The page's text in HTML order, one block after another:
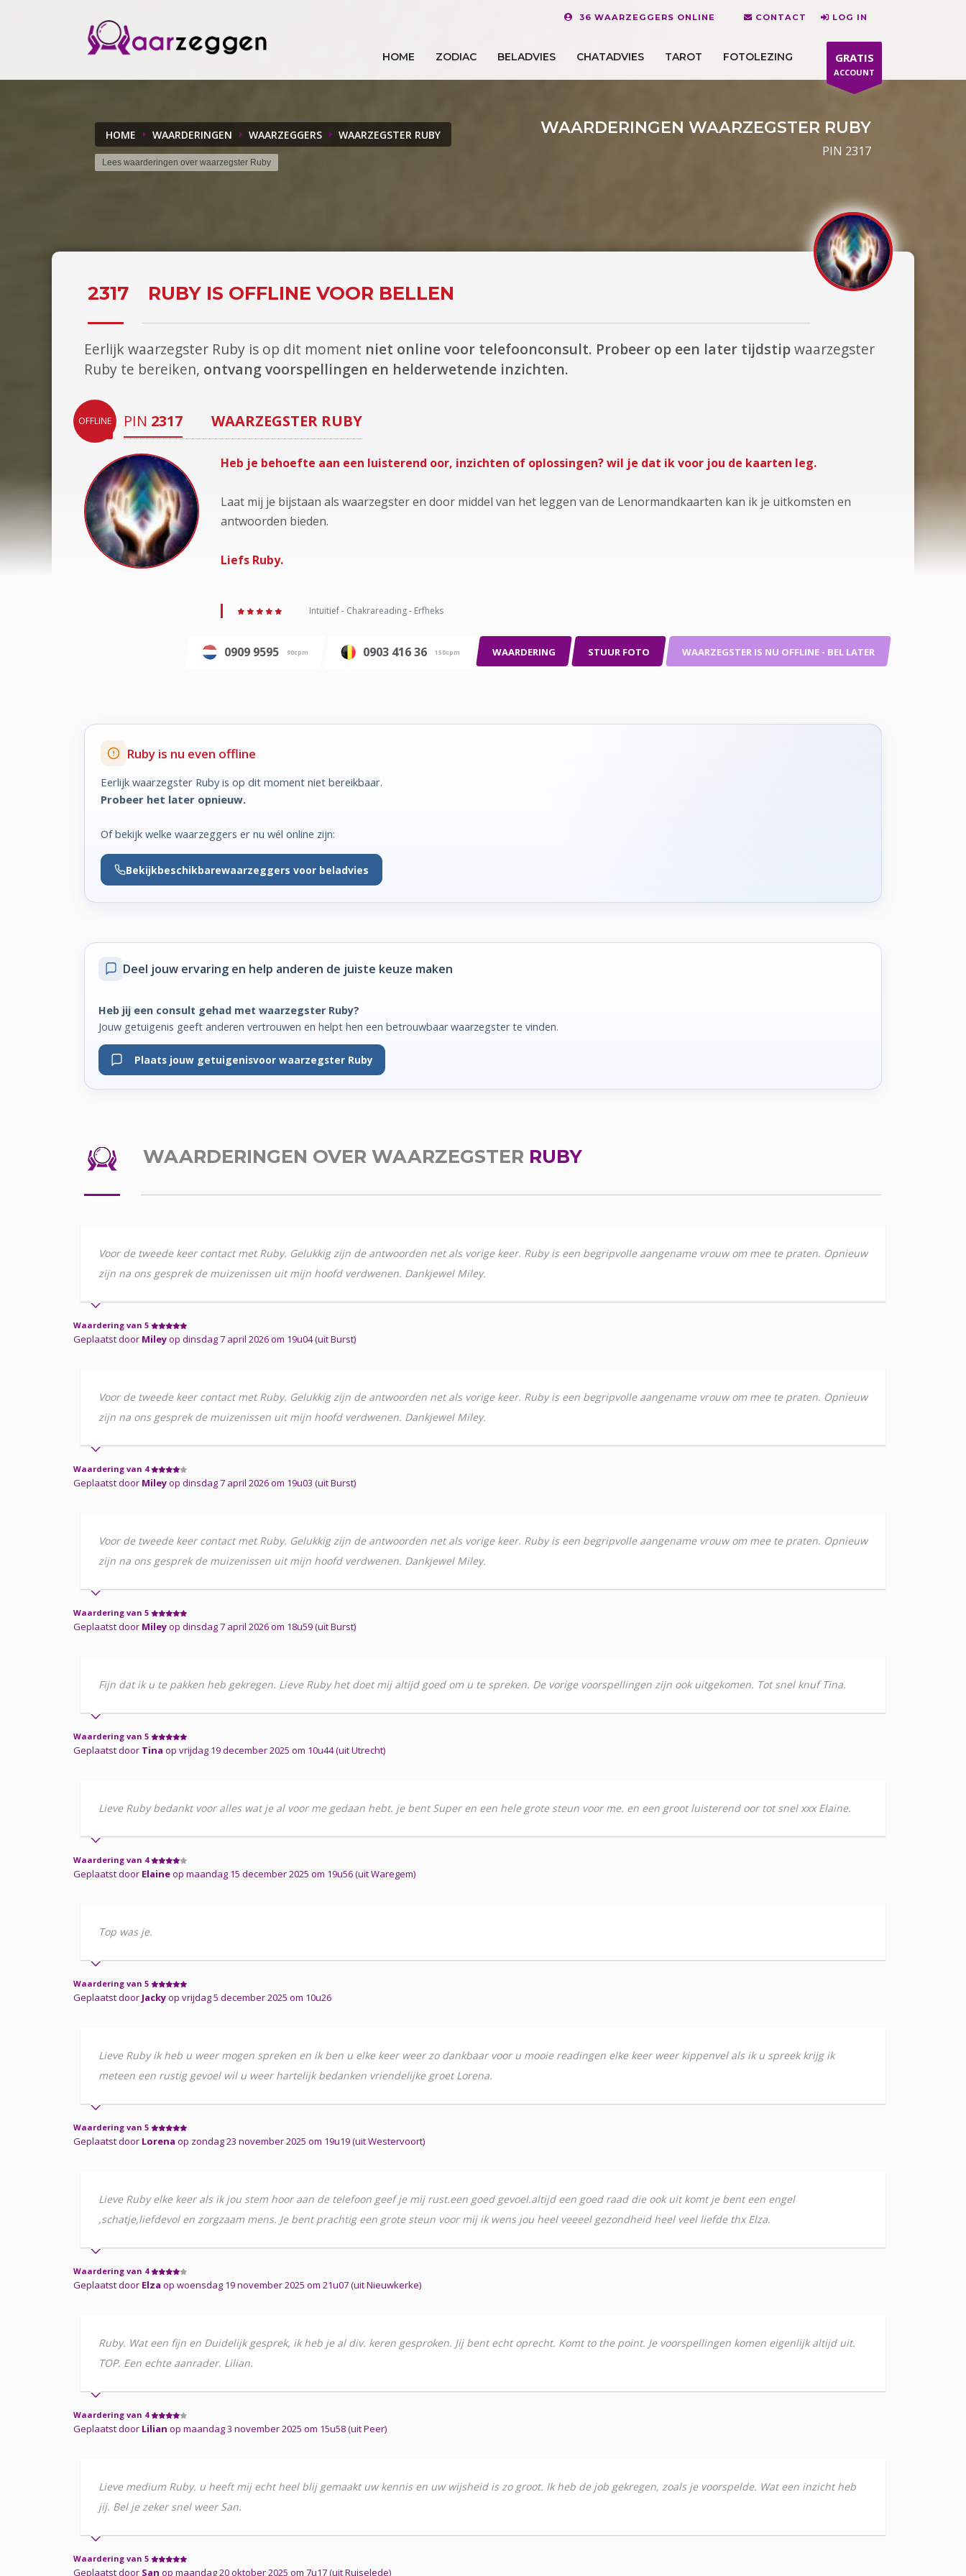
36 WAARZEGGERS ONLINE CONTACT LOG IN
HOME ZODIAC BELADVIES CHATADVIES TAROT FOTOLEZING GRATIS
ACCOUNT
HOME WAARDERINGEN WAARZEGGERS WAARZEGSTER RUBY
Lees waarderingen over waarzegster Ruby
WAARDERINGEN WAARZEGSTER RUBY
PIN 2317
2317 RUBY IS OFFLINE VOOR BELLEN
Eerlijk waarzegster Ruby is op dit moment niet online voor telefoonconsult. Probeer op een later tijdstipwaarzegster
Ruby te bereiken, ontvang voorspellingen en helderwetende inzichten.
OFFLINE PIN 2317 WAARZEGSTER RUBY
Heb je behoefte aan een luisterend oor, inzichten of oplossingen? wil je dat ik voor jou de kaarten leg.
Laat mij je bijstaan als waarzegster en door middel van het leggen van de Lenormandkaarten kan ik je uitkomsten en
antwoorden bieden.
Liefs Ruby.
Intuitief - Chakrareading - Erfheks
0909 9595 90cpm 0903 416 36 150cpm WAARDERING STUUR FOTO WAARZEGSTER IS NU OFFLINE - BEL LATER
Ruby is nu even offline
Eerlijk waarzegster Ruby is op dit moment niet bereikbaar.
Probeer het later opnieuw.
Of bekijk welke waarzeggers er nu wél online zijn:
Bekijkbeschikbarewaarzeggers voor beladvies
Deel jouw ervaring en help anderen de juiste keuze maken
Heb jij een consult gehad met waarzegster Ruby?
Jouw getuigenis geeft anderen vertrouwen en helpt hen een betrouwbaar waarzegster te vinden.
Plaats jouw getuigenisvoor waarzegster Ruby
WAARDERINGEN OVER WAARZEGSTER RUBY
Voor de tweede keer contact met Ruby. Gelukkig zijn de antwoorden net als vorige keer. Ruby is een begripvolle aangename vrouw om mee te praten. Opnieuw
zijn na ons gesprek de muizenissen uit mijn hoofd verdwenen. Dankjewel Miley.
Waardering van 5
Geplaatst door Mileyop dinsdag 7 april 2026 om 19u04 (uit Burst)
Voor de tweede keer contact met Ruby. Gelukkig zijn de antwoorden net als vorige keer. Ruby is een begripvolle aangename vrouw om mee te praten. Opnieuw
zijn na ons gesprek de muizenissen uit mijn hoofd verdwenen. Dankjewel Miley.
Waardering van 4
Geplaatst door Mileyop dinsdag 7 april 2026 om 19u03 (uit Burst)
Voor de tweede keer contact met Ruby. Gelukkig zijn de antwoorden net als vorige keer. Ruby is een begripvolle aangename vrouw om mee te praten. Opnieuw
zijn na ons gesprek de muizenissen uit mijn hoofd verdwenen. Dankjewel Miley.
Waardering van 5
Geplaatst door Mileyop dinsdag 7 april 2026 om 18u59 (uit Burst)
Fijn dat ik u te pakken heb gekregen. Lieve Ruby het doet mij altijd goed om u te spreken. De vorige voorspellingen zijn ook uitgekomen. Tot snel knuf Tina.
Waardering van 5
Geplaatst door Tina op vrijdag 19 december 2025 om 10u44 (uit Utrecht)
Lieve Ruby bedankt voor alles wat je al voor me gedaan hebt. je bent Super en een hele grote steun voor me. en een groot luisterend oor tot snel xxx Elaine.
Waardering van 4
Geplaatst door Elaineop maandag 15 december 2025 om 19u56 (uit Waregem)
Top was je.
Waardering van 5
Geplaatst door Jackyop vrijdag 5 december 2025 om 10u26
Lieve Ruby ik heb u weer mogen spreken en ik ben u elke keer weer zo dankbaar voor u mooie readingen elke keer weer kippenvel als ik u spreek krijg ik
meteen een rustig gevoel wil u weer hartelijk bedanken vriendelijke groet Lorena.
Waardering van 5
Geplaatst door Lorena op zondag 23 november 2025 om 19u19 (uit Westervoort)
Lieve Ruby elke keer als ik jou stem hoor aan de telefoon geef je mij rust.een goed gevoel.altijd een goed raad die ook uit komt je bent een engel
,schatje,liefdevol en zorgzaam mens. Je bent prachtig een grote steun voor mij ik wens jou heel veeeel gezondheid heel veel liefde thx Elza.
Waardering van 4
Geplaatst door Elza op woensdag 19 november 2025 om 21u07 (uit Nieuwkerke)
Ruby. Wat een fijn en Duidelijk gesprek, ik heb je al div. keren gesproken. Jij bent echt oprecht. Komt to the point. Je voorspellingen komen eigenlijk altijd uit.
TOP. Een echte aanrader. Lilian.
Waardering van 4
Geplaatst door Lilian op maandag 3 november 2025 om 15u58 (uit Peer)
Lieve medium Ruby. u heeft mij echt heel blij gemaakt uw kennis en uw wijsheid is zo groot. Ik heb de job gekregen, zoals je voorspelde. Wat een inzicht heb
jij. Bel je zeker snel weer San.
Waardering van 5
Geplaatst door San op maandag 20 oktober 2025 om 7u17 (uit Ruiselede)